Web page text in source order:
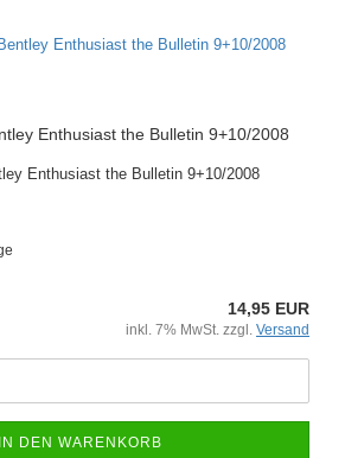
Enthusiast the Bulletin 9+10/2008
Enthusiast the Bulletin 9+10/2008
14,95 EUR
inkl. 7% MwSt. zzgl. Versand
IN DEN WARENKORB